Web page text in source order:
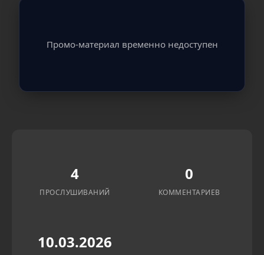
Промо-материал временно недоступен
4
ПРОСЛУШИВАНИЙ
0
КОММЕНТАРИЕВ
10.03.2026